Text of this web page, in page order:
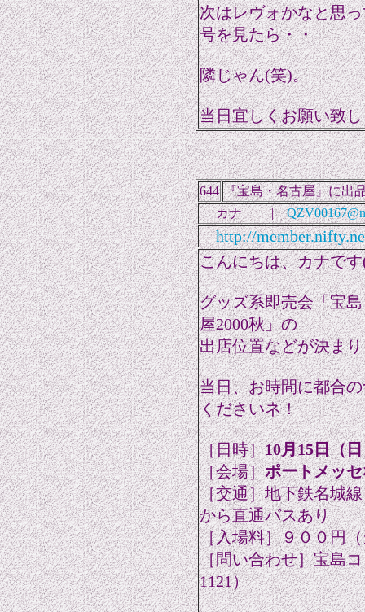
次はレヴォかなと思
号を見たら・・
隣じゃん(笑)。
当日宜しくお願い致
644 『宝島・名古屋』に出
カナ |
http://
こんにちは、カナで
グッズ系即売会「宝
屋2000秋」の
出店位置などが決ま
当日、お時間に都合
くださいネ！
［日時］10月15日（
［会場］ポートメッ
［交通］地下鉄名城
から直通バスあり
［入場料］９００円
［問い合わせ］宝島
1121）